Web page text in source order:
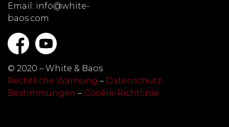
Email: info@white-
baos.com
© 2020 – White & Baos
Rechtliche Warnung – Datenschutz-
Bestimmungen – Cookie-Richtlinie